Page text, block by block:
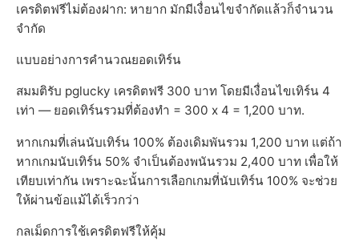
เครดิตฟรีไม่ต้องฝาก: หายาก มักมีเงื่อนไขจำกัดแล้วก็จำนวน
จำกัด
แบบอย่างการคำนวณยอดเทิร์น
สมมติรับ pglucky เครดิตฟรี 300 บาท โดยมีเงื่อนไขเทิร์น 4
เท่า — ยอดเทิร์นรวมที่ต้องทำ = 300 x 4 = 1,200 บาท.
หากเกมที่เล่นนับเทิร์น 100% ต้องเดิมพันรวม 1,200 บาท แต่ถ้า
หากเกมนับเทิร์น 50% จำเป็นต้องพนันรวม 2,400 บาท เพื่อให้
เทียบเท่ากัน เพราะฉะนั้นการเลือกเกมที่นับเทิร์น 100% จะช่วย
ให้ผ่านข้อแม้ได้เร็วกว่า
กลเม็ดการใช้เครดิตฟรีให้คุ้ม